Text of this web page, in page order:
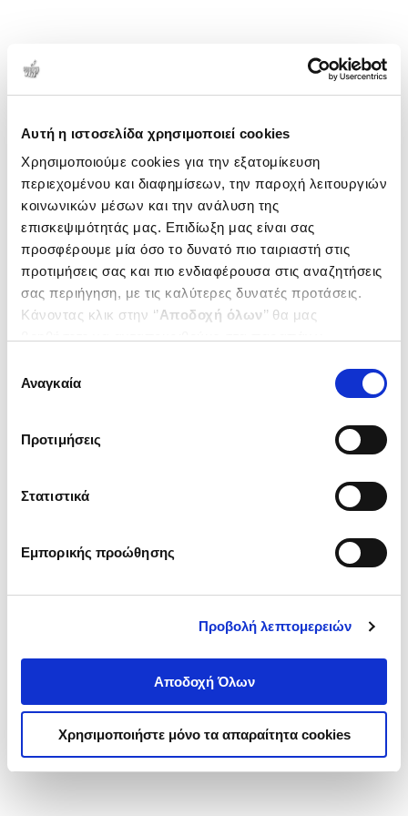
Αυτή η ιστοσελίδα χρησιμοποιεί cookies
Χρησιμοποιούμε cookies για την εξατομίκευση
περιεχομένου και διαφημίσεων, την παροχή λειτουργιών
κοινωνικών μέσων και την ανάλυση της
επισκεψιμότητάς μας. Επιδίωξη μας είναι σας
προσφέρουμε μία όσο το δυνατό πιο ταιριαστή στις
προτιμήσεις σας και πιο ενδιαφέρουσα στις αναζητήσεις
σας περιήγηση, με τις καλύτερες δυνατές προτάσεις.
Κάνοντας κλικ στην ‘’Αποδοχή όλων’’ θα μας
ενδιαφέρουν και να επιλέξετε από τα παρακάτω με την
΄΄και να ενημερωθείτε σχετικά με
συγκατάθεσης
Αναγκαία
Προτιμήσεις
Στατιστικά
Εμπορικής προώθησης
Προβολή λεπτομερειών
Αποδοχή Όλων
Χρησιμοποιήστε μόνο τα απαραίτητα cookies